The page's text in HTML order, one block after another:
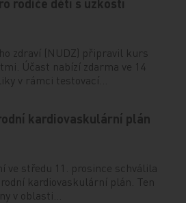
zdraví (NUDZ) připravil kurs
Účast nabízí zdarma ve 14
v rámci testovací…
kardiovaskulární plán
ve středu 11. prosince schválila
kardiovaskulární plán. Ten
v oblasti…